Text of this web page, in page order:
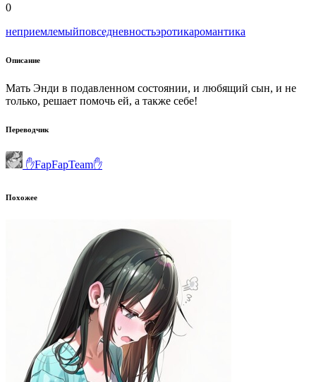
0
неприемлемыйповседневностьэротикаромантика
Описание
Мать Энди в подавленном состоянии, и любящий сын, и не
только, решает помочь ей, а также себе!
Переводчик
✋FapFapTeam✋
Похожее